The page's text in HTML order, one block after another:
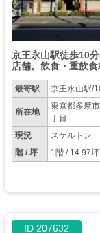
京王永山駅徒歩10
店舗。飲食・重飲
最寄駅 京王永山駅/
所在地
東京都多摩
丁目
現況
スケルトン
階 / 坪
1階 / 14.97坪
ID 207632